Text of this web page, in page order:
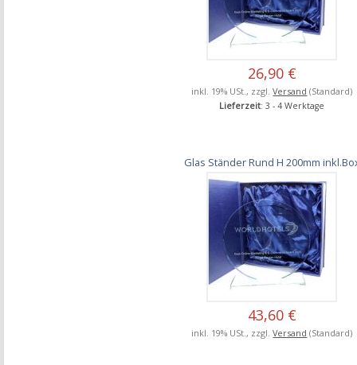
26,90 €
inkl. 19% USt., zzgl.Versand (Standard)
Lieferzeit: 3 - 4 Werktage
Glas Ständer Rund H 200mm
43,60 €
inkl. 19% USt., zzgl.Versand (Standard)